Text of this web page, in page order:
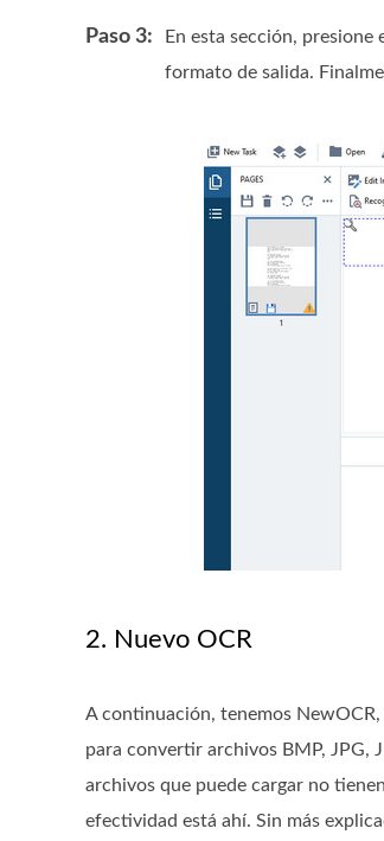
Paso 3: En esta sección, presione
formato de salida.
2. Nuevo OCR
A continuación, tenemos NewOCR,
para convertir archivos BMP, JPG,
archivos que puede cargar no
efectividad está ahí. Sin más